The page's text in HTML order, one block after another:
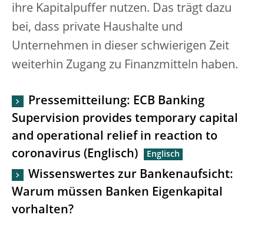
ihre Kapitalpuffer nutzen. Das trägt dazu
bei, dass private Haushalte und
Unternehmen in dieser schwierigen Zeit
weiterhin Zugang zu Finanzmitteln haben.
Pressemitteilung: ECB Banking
Supervision provides temporary capital
and operational relief in reaction to
coronavirus (Englisch)
Wissenswertes zur Bankenaufsicht:
Warum müssen Banken Eigenkapital
vorhalten?